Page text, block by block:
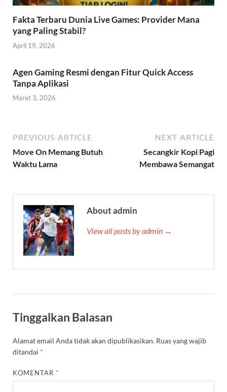
Fakta Terbaru Dunia Live Games: Provider Mana
yang Paling Stabil?
April 19, 2026
Agen Gaming Resmi dengan Fitur Quick Access
Tanpa Aplikasi
Maret 3, 2026
PREVIOUS ARTICLE
Move On Memang Butuh
Waktu Lama
NEXT ARTICLE
Secangkir Kopi Pagi
Membawa Semangat
About admin
View all posts by admin →
Tinggalkan Balasan
Alamat email Anda tidak akan dipublikasikan. Ruas yang wajib
ditandai *
KOMENTAR *